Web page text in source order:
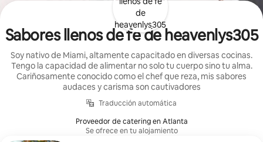
Sabores llenos de fe de heavenlys305
Soy nativo de Miami, altamente capacitado en diversas cocinas.
Tengo la capacidad de alimentar no solo tu cuerpo sino tu alma.
Cariñosamente conocido como el chef que reza, mis sabores
audaces y carisma son cautivadores
Traducción automática
Proveedor de catering en Atlanta
Se ofrece en tu alojamiento